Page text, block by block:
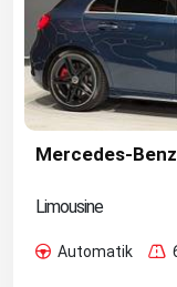
Mercedes-
Limousine
Automatik